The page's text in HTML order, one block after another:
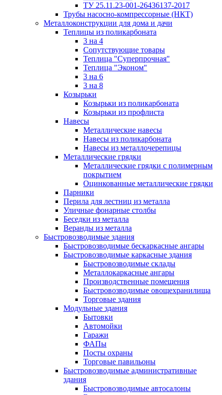
ТУ 25.11.23-001-26436137-2017
Трубы насосно-компрессорные (НКТ)
Металлоконструкции для дома и дачи
Теплицы из поликарбоната
3 на 4
Сопутствующие товары
Теплица "Суперпрочная"
Теплица "Эконом"
3 на 6
3 на 8
Козырьки
Козырьки из поликарбоната
Козырьки из профлиста
Навесы
Металлические навесы
Навесы из поликарбоната
Навесы из металлочерепицы
Металлические грядки
Металлические грядки с полимерным
покрытием
Оцинкованные металлические грядки
Парники
Перила для лестниц из металла
Уличные фонарные столбы
Беседки из металла
Веранды из металла
Быстровозводимые здания
Быстровозводимые бескаркасные ангары
Быстровозводимые каркасные здания
Быстровозводимые склады
Металлокаркасные ангары
Производственные помещения
Быстровозводимые овощехранилища
Торговые здания
Модульные здания
Бытовки
Автомойки
Гаражи
ФАПы
Посты охраны
Торговые павильоны
Быстровозводимые административные
здания
Быстровозводимые автосалоны